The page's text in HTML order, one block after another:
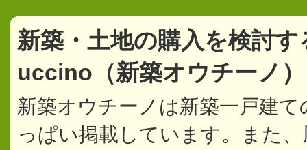
新築・土地の購入を検討
uccino（新築オウチーノ
新築オウチーノは新築一戸建
っぱい掲載しています。また